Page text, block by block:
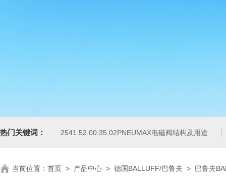
热门关键词： 2541.52.00.35.02PNEUMAX电磁阀结构及用途
当前位置： 首页 > 产品中心 > 德国BALLUFF/巴鲁夫 > 巴鲁夫